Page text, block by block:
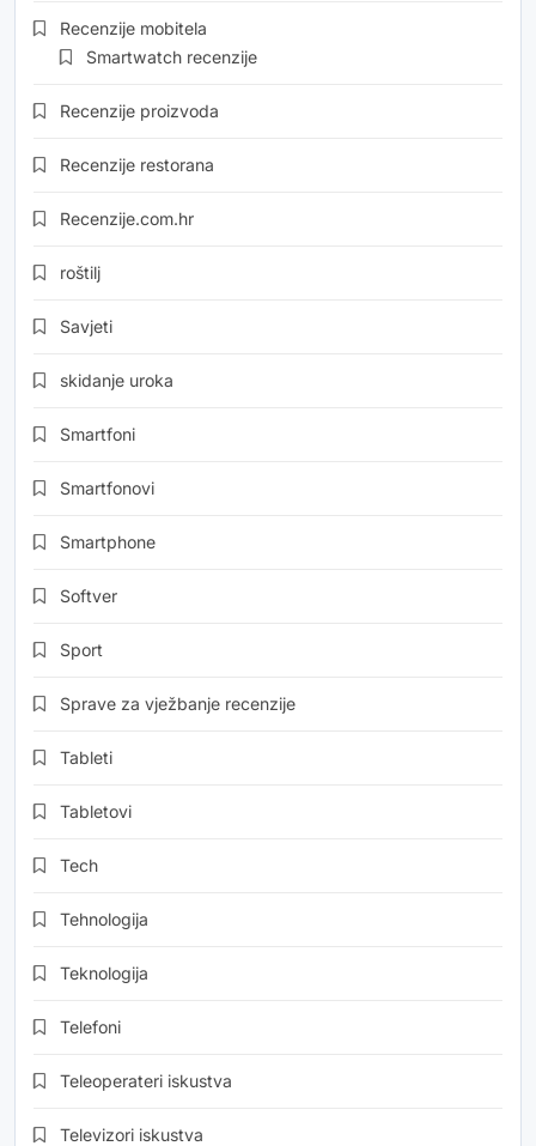
Recenzije mobitela
Smartwatch recenzije
Recenzije proizvoda
Recenzije restorana
Recenzije.com.hr
roštilj
Savjeti
skidanje uroka
Smartfoni
Smartfonovi
Smartphone
Softver
Sport
Sprave za vježbanje recenzije
Tableti
Tabletovi
Tech
Tehnologija
Teknologija
Telefoni
Teleoperateri iskustva
Televizori iskustva